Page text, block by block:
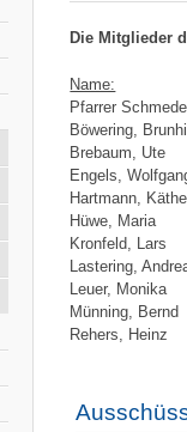
Die Mitglieder
Name:
Pfarrer
Böwering,
Brebaum, Ute
Engels,
Hartmann, Käthe
Hüwe, Maria
Kronfeld, Lars
Lastering,
Leuer, Monika
Münning, Bernd
Rehers, Heinz